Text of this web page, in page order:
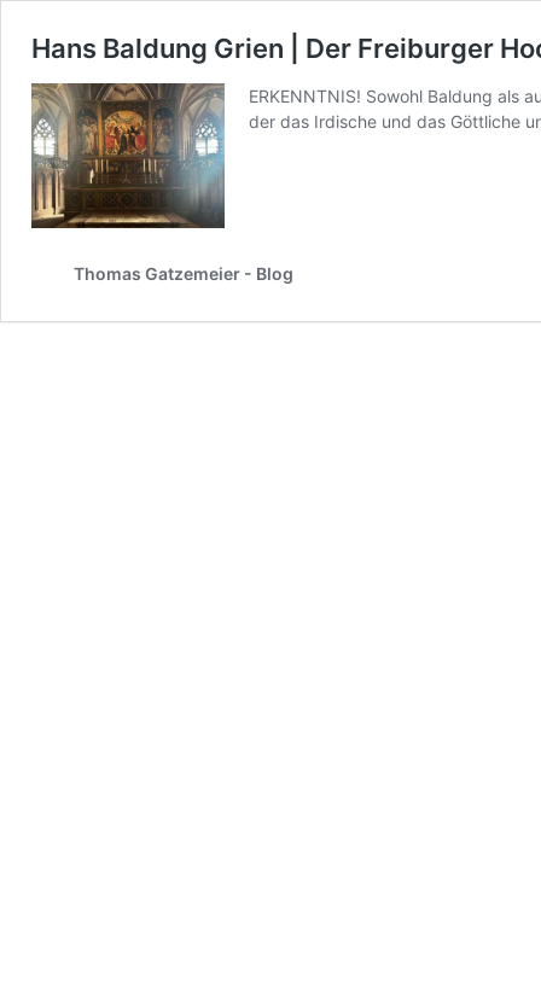
Hans Baldung Grien | Der Freiburger
ERKENNTNIS! Sowohl Baldung als
der das Irdische und das Göttliche
Thomas Gatzemeier - Blog